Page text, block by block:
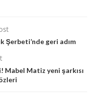
Şerbeti’nde geri adım
Matiz yeni şarkısı